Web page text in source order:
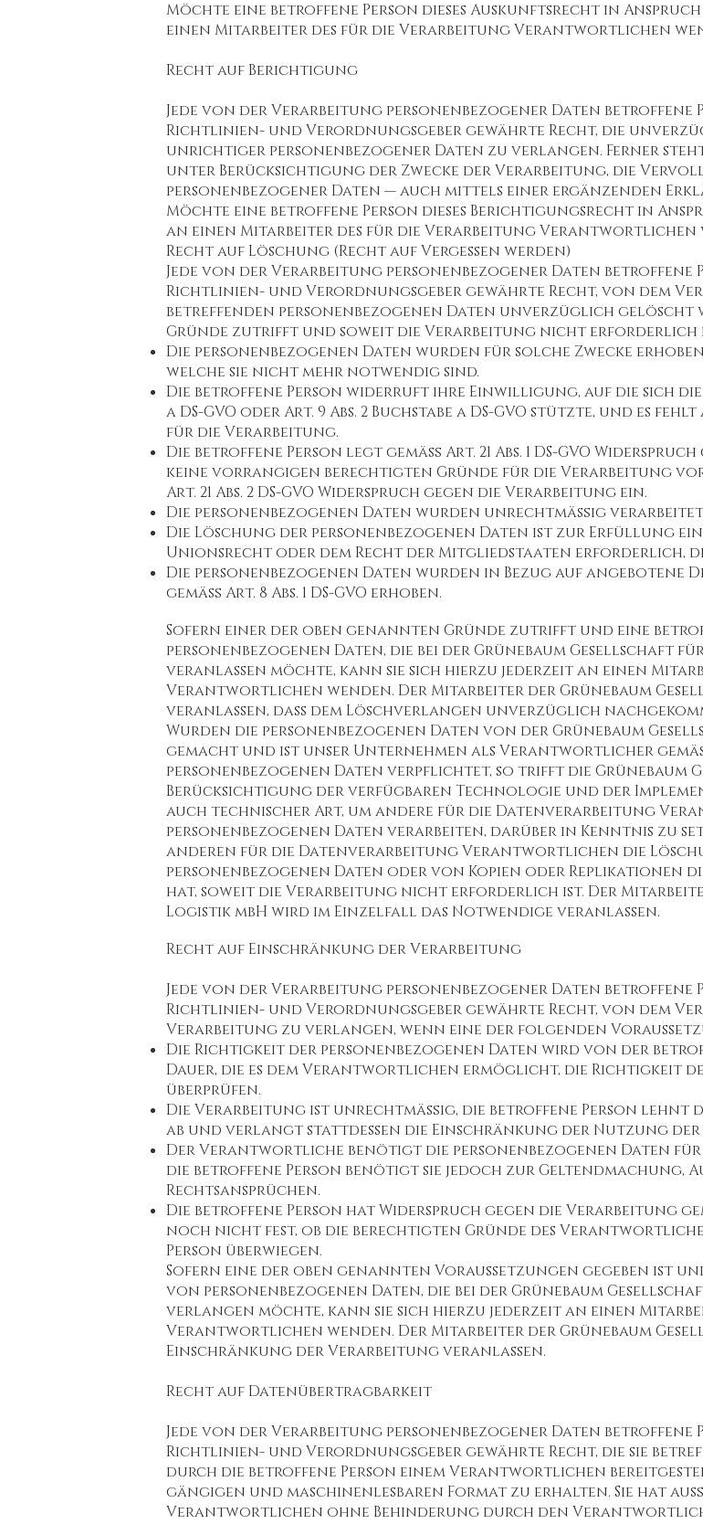
Möchte eine betroffene Person dieses Auskunftsrecht in
einen Mitarbeiter des für die Verarbeitung Verantwortlichen
Recht auf Berichtigung
Jede von der Verarbeitung personenbezogener Daten betroffene
Richtlinien- und Verordnungsgeber gewährte Recht, die
unrichtiger personenbezogener Daten zu verlangen. Ferner
unter Berücksichtigung der Zwecke der Verarbeitung, die
personenbezogener Daten — auch mittels einer ergänzenden
Möchte eine betroffene Person dieses Berichtigungsrecht in
an einen Mitarbeiter des für die Verarbeitung Verantwortlichen
Recht auf Löschung (Recht auf Vergessen werden)
Jede von der Verarbeitung personenbezogener Daten betroffene
Richtlinien- und Verordnungsgeber gewährte Recht, von dem
betreffenden personenbezogenen Daten unverzüglich
Gründe zutrifft und soweit die Verarbeitung nicht erforderlich
Die personenbezogenen Daten wurden für solche Zwecke
welche sie nicht mehr notwendig sind.
Die betroffene Person widerruft ihre Einwilligung, auf die sich die
a DS-GVO oder Art. 9 Abs. 2 Buchstabe a DS-GVO stützte, und es
für die Verarbeitung.
Die betroffene Person legt gemäß Art. 21 Abs. 1 DS-GVO
keine vorrangigen berechtigten Gründe für die Verarbeitung
Art. 21 Abs. 2 DS-GVO Widerspruch gegen die Verarbeitung ein.
Die personenbezogenen Daten wurden unrechtmäßig
Die Löschung der personenbezogenen Daten ist zur Erfüllung
Unionsrecht oder dem Recht der Mitgliedstaaten erforderlich,
Die personenbezogenen Daten wurden in Bezug auf
gemäß Art. 8 Abs. 1 DS-GVO erhoben.
Sofern einer der oben genannten Gründe zutrifft und eine
personenbezogenen Daten, die bei der Grünebaum Gesellschaft
veranlassen möchte, kann sie sich hierzu jederzeit an einen
Verantwortlichen wenden. Der Mitarbeiter der Grünebaum
veranlassen, dass dem Löschverlangen unverzüglich
Wurden die personenbezogenen Daten von der Grünebaum
gemacht und ist unser Unternehmen als Verantwortlicher gemäß
personenbezogenen Daten verpflichtet, so trifft die Grünebaum
Berücksichtigung der verfügbaren Technologie und der
auch technischer Art, um andere für die Datenverarbeitung
personenbezogenen Daten verarbeiten, darüber in Kenntnis zu
anderen für die Datenverarbeitung Verantwortlichen die
personenbezogenen Daten oder von Kopien oder Replikationen
hat, soweit die Verarbeitung nicht erforderlich ist. Der
Logistik mbH wird im Einzelfall das Notwendige veranlassen.
Recht auf Einschränkung der Verarbeitung
Jede von der Verarbeitung personenbezogener Daten betroffene
Richtlinien- und Verordnungsgeber gewährte Recht, von dem
Verarbeitung zu verlangen, wenn eine der folgenden
Die Richtigkeit der personenbezogenen Daten wird von der
Dauer, die es dem Verantwortlichen ermöglicht, die Richtigkeit
überprüfen.
Die Verarbeitung ist unrechtmäßig, die betroffene Person lehnt
ab und verlangt stattdessen die Einschränkung der Nutzung der
Der Verantwortliche benötigt die personenbezogenen Daten
die betroffene Person benötigt sie jedoch zur Geltendmachung,
Rechtsansprüchen.
Die betroffene Person hat Widerspruch gegen die Verarbeitung
noch nicht fest, ob die berechtigten Gründe des
Person überwiegen.
Sofern eine der oben genannten Voraussetzungen gegeben ist
von personenbezogenen Daten, die bei der Grünebaum
verlangen möchte, kann sie sich hierzu jederzeit an einen
Verantwortlichen wenden. Der Mitarbeiter der Grünebaum
Einschränkung der Verarbeitung veranlassen.
Recht auf Datenübertragbarkeit
Jede von der Verarbeitung personenbezogener Daten betroffene
Richtlinien- und Verordnungsgeber gewährte Recht, die sie
durch die betroffene Person einem Verantwortlichen
gängigen und maschinenlesbaren Format zu erhalten. Sie hat
Verantwortlichen ohne Behinderung durch den